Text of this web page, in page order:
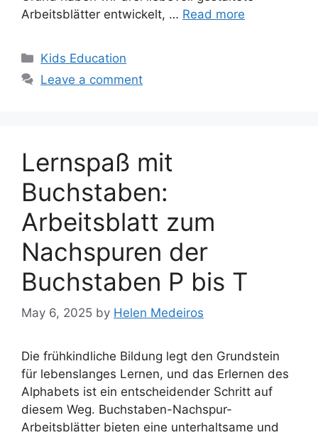
Arbeitsblätter entwickelt, … Read more
Categories
Kids Education
Leave a comment
Lernspaß mit
Buchstaben:
Arbeitsblatt zum
Nachspuren der
Buchstaben P bis T
May 6, 2025 by Helen Medeiros
Die frühkindliche Bildung legt den Grundstein
für lebenslanges Lernen, und das Erlernen des
Alphabets ist ein entscheidender Schritt auf
diesem Weg. Buchstaben-Nachspur-
Arbeitsblätter bieten eine unterhaltsame und